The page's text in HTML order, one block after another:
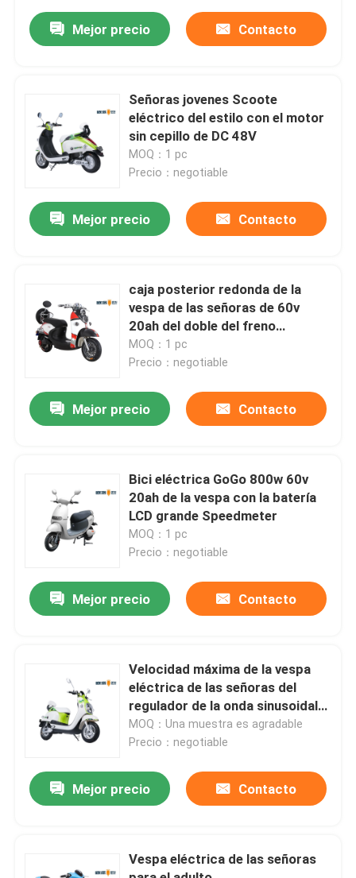
Hogar
Sobre nosotros
Control de calidad
Éntrenos en contacto con
Pida una cita
Vespa eléctrica del ciclomotor
Vespa eléctrica de la movilidad
Mejor precio Contacto
Señoras jovenes Scoote
eléctrico del estilo con el motor
sin cepillo de DC 48V
MOQ：1 pc
Precio：negotiable
Mejor precio Contacto
caja posterior redonda de la
vespa de las señoras de 60v
20ah del doble del freno
eléctrico de la linterna SID
MOQ：1 pc
Precio：negotiable
Mejor precio Contacto
Bici eléctrica GoGo 800w 60v
20ah de la vespa con la batería
LCD grande Speedmeter
MOQ：1 pc
Precio：negotiable
Mejor precio Contacto
Velocidad máxima de la vespa
eléctrica de las señoras del
regulador de la onda sinusoidal
45 kilómetros por hora
MOQ：Una muestra es agradable
Precio：negotiable
Mejor precio Contacto
Vespa eléctrica de las señoras